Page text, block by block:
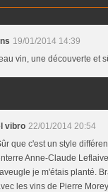
19/01/2014 14:39
vin, une découverte et
vibro 22/01/2014 20:54
que c'est un style
Anne-Claude
je m'étais planté.
les vins de Pierre